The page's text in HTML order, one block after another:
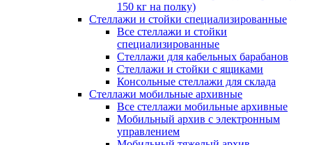
150 кг на полку)
Стеллажи и стойки специализированные
Все стеллажи и стойки
специализированные
Стеллажи для кабельных барабанов
Стеллажи и стойки с ящиками
Консольные стеллажи для склада
Стеллажи мобильные архивные
Все стеллажи мобильные архивные
Мобильный архив с электронным
управлением